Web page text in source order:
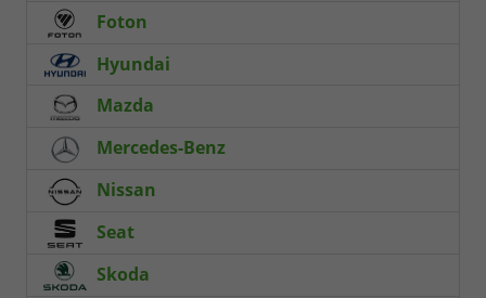
Foton
Hyundai
Mazda
Mercedes-Benz
Nissan
Seat
Skoda